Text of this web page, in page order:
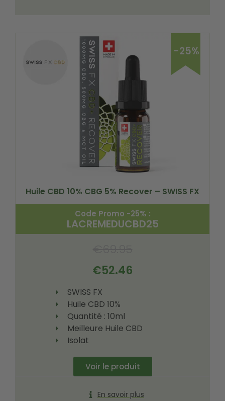
-25%
Huile CBD 10% CBG 5% Recover – SWISS FX
Code Promo -25% :
LACREMEDUCBD25
€52.46
SWISS FX
Huile CBD 10%
Quantité : 10ml
Meilleure Huile CBD
Isolat
Voir le produit
En savoir plus